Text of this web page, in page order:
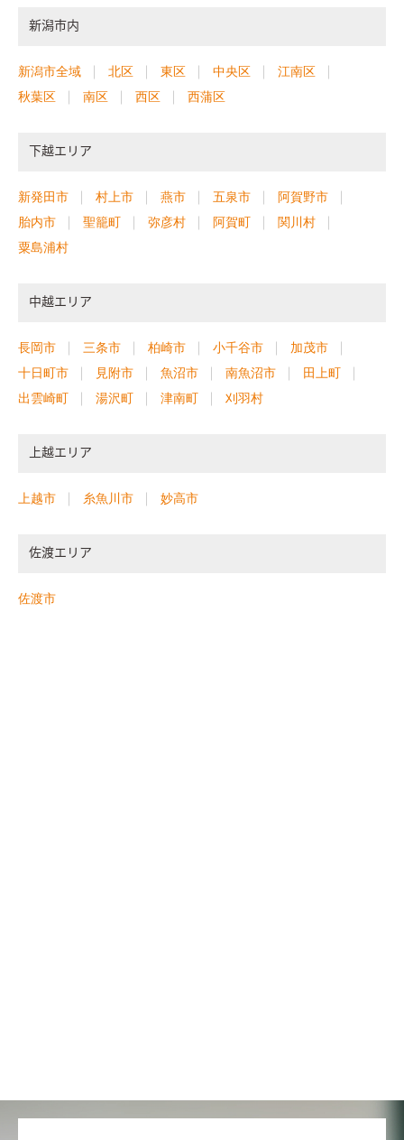
新潟市内
新潟市全域 北区 東区 中央区
江南区
秋葉区
南区 西区 西蒲区
下越エリア
新発田市 村上市 燕市 五泉市
阿賀野市
胎内市
聖籠町 弥彦村 阿賀町
関川村
粟島浦村
中越エリア
長岡市 三条市 柏崎市 小千谷市
加茂市
十日町市
見附市 魚沼市 南魚沼市
田上町
出雲崎町
湯沢町 津南町 刈羽村
上越エリア
上越市 糸魚川市 妙高市
佐渡エリア
佐渡市